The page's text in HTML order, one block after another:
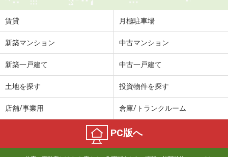
賃貸 月極駐車場
新築マンション 中古マンション
新築一戸建て 中古一戸建て
土地を探す 投資物件を探す
店舗/事業用 倉庫/トランクルーム
PC版へ